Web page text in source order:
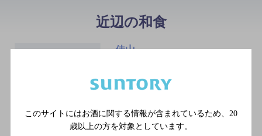
近辺の和食
佳山
熊本市電３号線 熊本城前駅
駅／熊本市電２号線 熊本城
前駅／熊本市電３号線 市役
このサイトにはお酒に関する情報が含まれているため、 20
歳以上の方を対象としています。